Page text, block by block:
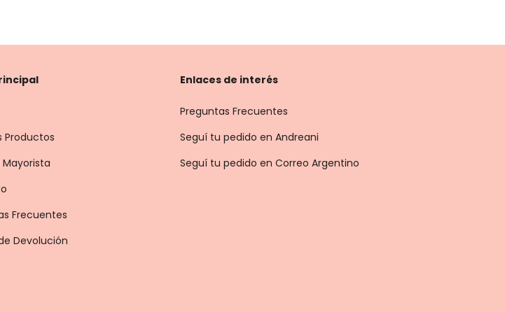
Productos
Frecuentes
Devolución
Enlaces de interés
Preguntas Frecuentes
Seguí tu pedido en Andreani
Seguí tu pedido en Correo Argentino